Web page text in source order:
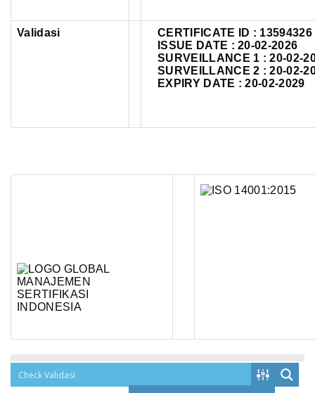
Validasi CERTIFICATE ID : 13594326
ISSUE DATE : 20-02-2026
SURVEILLANCE 1 : 20-02-
SURVEILLANCE 2 : 20-02-
EXPIRY DATE : 20-02-2029